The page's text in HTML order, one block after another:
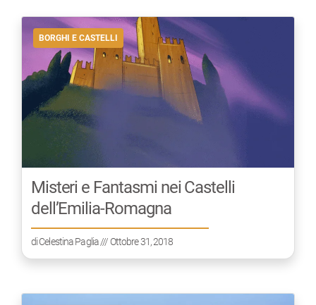
BORGHI E CASTELLI
Misteri e Fantasmi nei Castelli
dell’Emilia-Romagna
diCelestina Paglia/// Ottobre 31, 2018